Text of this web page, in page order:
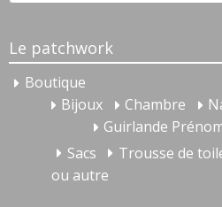
for:
Le patchwork
Boutique
Bijoux
Chambre
Guirlande
Sacs
Trousse de
ou autre